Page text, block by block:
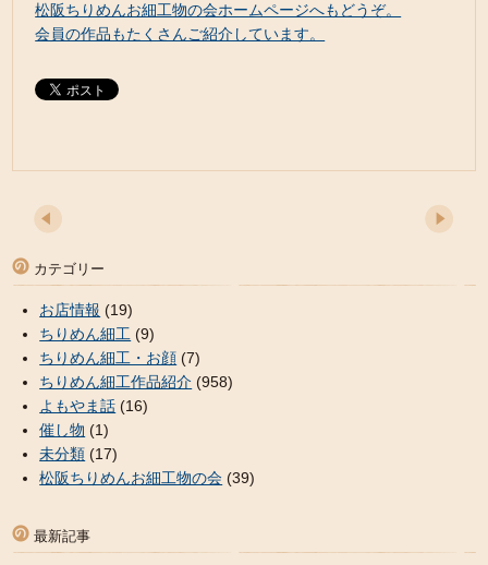
松阪ちりめんお細工物の会ホームページへもどうぞ。
会員の作品もたくさんご紹介しています。
カテゴリー
お店情報 (19)
ちりめん細工 (9)
ちりめん細工・お顔 (7)
ちりめん細工作品紹介 (958)
よもやま話 (16)
催し物 (1)
未分類 (17)
松阪ちりめんお細工物の会 (39)
最新記事